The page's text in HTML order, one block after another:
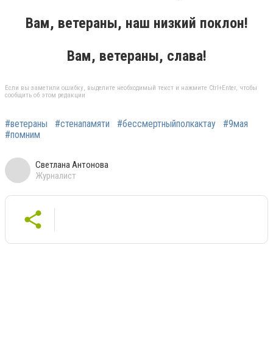
Вам, ветераны, наш низкий поклон!
Вам, ветераны, слава!
Если вы заметили ошибку, выделите необходимый текст и нажмите Ctrl+Enter, чтобы
сообщить об этом редакции
#ветераны #стенапамяти #бессмертныйполкактау
#9мая
#помним
Светлана Антонова
Журналист